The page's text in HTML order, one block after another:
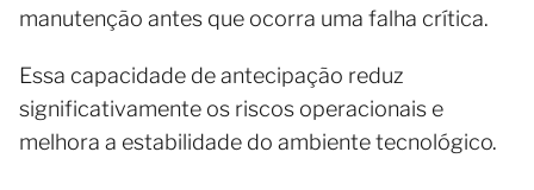
manutenção antes que ocorra uma falha crítica.
Essa capacidade de antecipação reduz
significativamente os riscos operacionais e
melhora a estabilidade do ambiente tecnológico.